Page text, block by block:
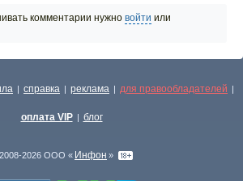
комментарии нужно войти или
| справка | реклама | для правообладателей |
оплата VIP | блог
2026 ООО « Инфон »